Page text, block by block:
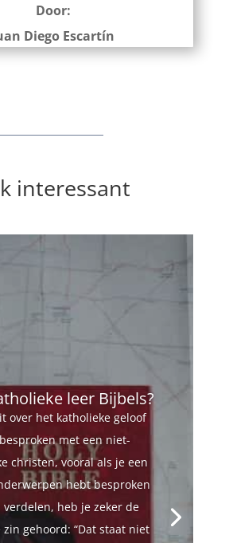
Door:
Diego Escartín
interessant
leer Bijbels?
over het katholieke geloof
met een niet-
christen, vooral als je een
hebt besproken
verdelen, heb je zeker de
zin gehoord: “Dat staat niet